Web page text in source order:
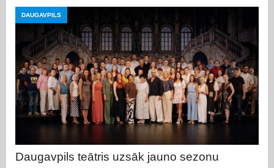
DAUGAVPILS
Daugavpils teātris uzsāk jauno sezonu